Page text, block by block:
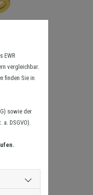
EWR
vergleichbar.
finden Sie in
sowie der
DSGVO).